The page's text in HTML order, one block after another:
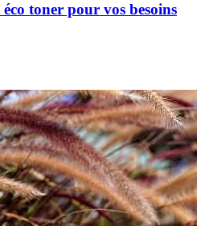
toner pour vos besoins